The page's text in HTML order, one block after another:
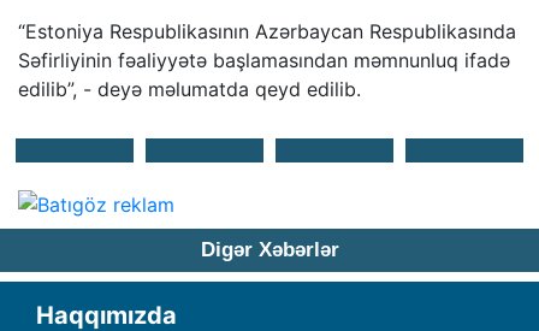
“Estoniya Respublikasının Azərbaycan Respublikasında
Səfirliyinin fəaliyyətə başlamasından məmnunluq ifadə
edilib”, - deyə məlumatda qeyd edilib.
Digər Xəbərlər
Haqqımızda